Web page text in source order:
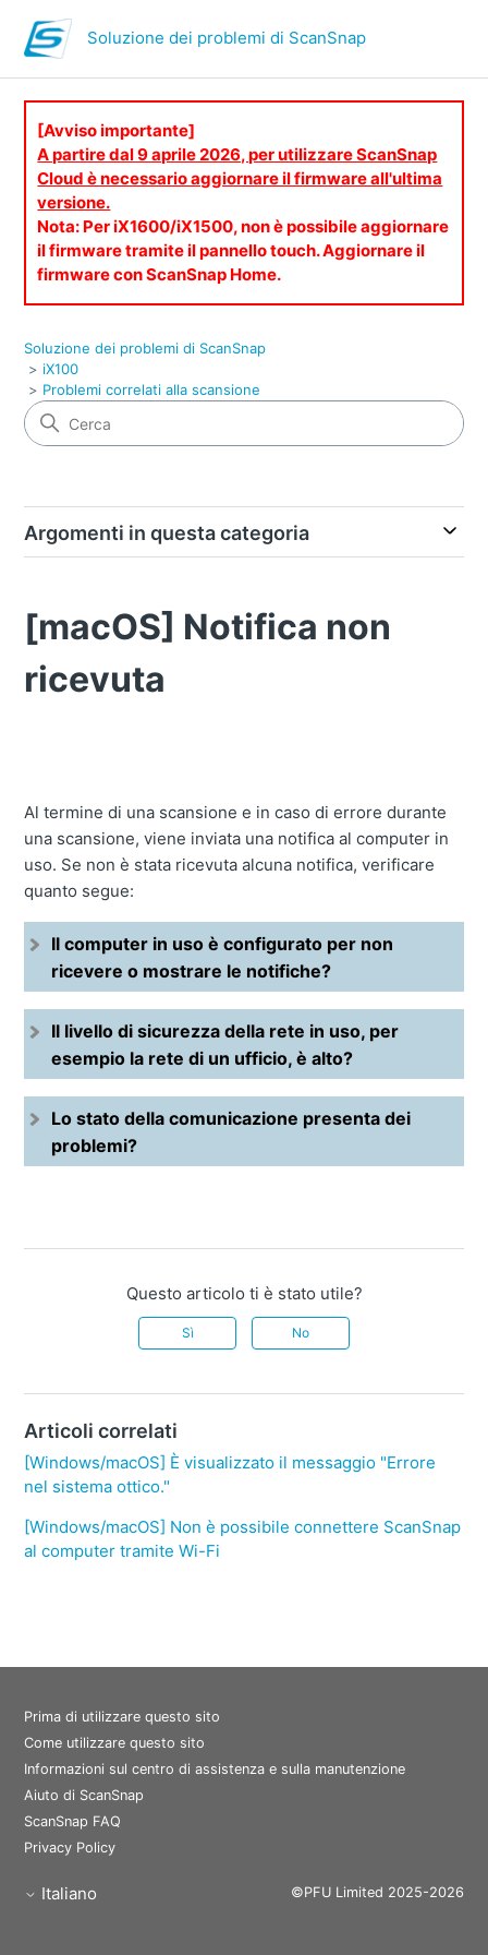
Soluzione dei problemi di ScanSnap
[Avviso importante]
A partire dal 9 aprile 2026, per utilizzare ScanSnap
Cloud è necessario aggiornare il firmware all'ultima
versione.
Nota: Per iX1600/iX1500, non è possibile aggiornare
il firmware tramite il pannello touch. Aggiornare il
firmware con ScanSnap Home.
Soluzione dei problemi di ScanSnap
iX100
Problemi correlati alla scansione
Argomenti in questa categoria
[macOS] Notifica non
ricevuta
Al termine di una scansione e in caso di errore durante
una scansione, viene inviata una notifica al computer in
uso. Se non è stata ricevuta alcuna notifica, verificare
quanto segue:
Il computer in uso è configurato per non
ricevere o mostrare le notifiche?
Il livello di sicurezza della rete in uso, per
esempio la rete di un ufficio, è alto?
Lo stato della comunicazione presenta dei
problemi?
Questo articolo ti è stato utile?
Sì No
Articoli correlati
[Windows/macOS] È visualizzato il messaggio "Errore
nel sistema ottico."
[Windows/macOS] Non è possibile connettere ScanSnap
al computer tramite Wi-Fi
Prima di utilizzare questo sito
Come utilizzare questo sito
Informazioni sul centro di assistenza e sulla manutenzione
Aiuto di ScanSnap
ScanSnap FAQ
Privacy Policy
Italiano ©PFU Limited 2025-2026